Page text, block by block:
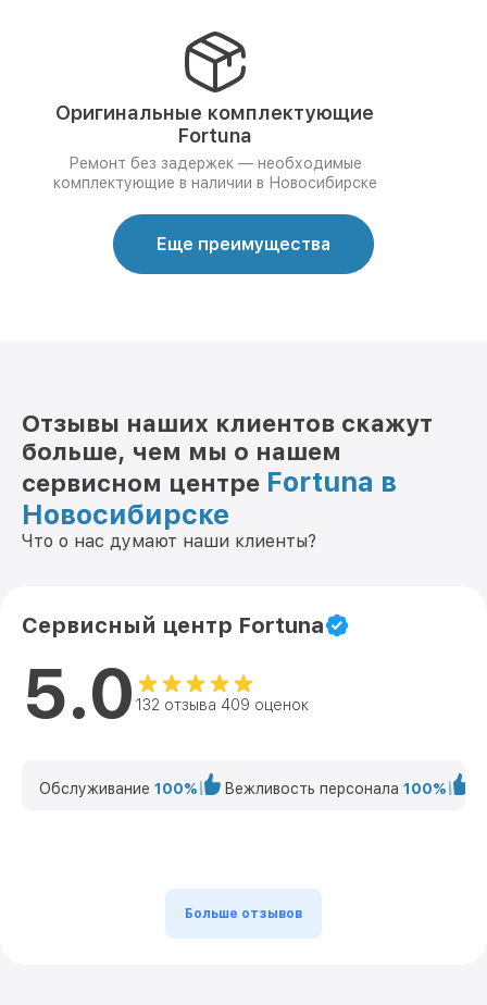
Оригинальные комплектующие
Fortuna
Ремонт без задержек — необходимые
комплектующие в наличии в Новосибирске
Еще преимущества
Отзывы наших клиентов скажут
больше, чем мы о нашем
сервисном центре Fortuna в
Новосибирске
Что о нас думают наши клиенты?
Сервисный центр Fortuna
5.0 132 отзыва 409 оценок
Обслуживание 100% Вежливость персонала 100%
Больше отзывов